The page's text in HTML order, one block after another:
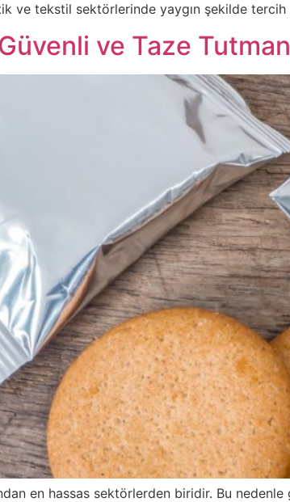
ve tekstil sektörlerinde yaygın şekilde tercih
ve Taze
en hassas sektörlerden biridir. Bu